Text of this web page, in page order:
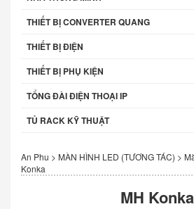
THIẾT BỊ CONVERTER QUANG
THIẾT BỊ ĐIỆN
THIẾT BỊ PHỤ KIỆN
TỔNG ĐÀI ĐIỆN THOẠI IP
TỦ RACK KỸ THUẬT
An Phu > MÀN HÌNH LED (TƯƠNG TÁC) >
Konka
MH Konka